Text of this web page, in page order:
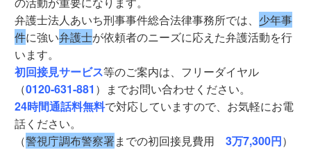
弁護士法人あいち刑事事件総合法律事務所では、 少年事
件に強い弁護士が依頼者のニーズに応えた弁護活動を行
います。
初回接見サービス等のご案内は、フリーダイヤル
（0120-631-881 ）までお問い合わせください。
24時間通話料無料で対応していますので、お気軽にお電
話ください。
（警視庁調布警察署までの初回接見費用3万7,300円）